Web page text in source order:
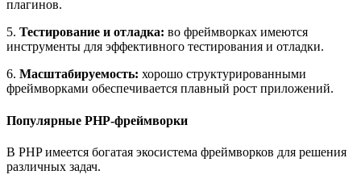
плагинов.
5. Тестирование и отладка: во фреймворках имеются
инструменты для эффективного тестирования и отладки.
6. Масштабируемость: хорошо структурированными
фреймворками обеспечивается плавный рост приложений.
Популярные PHP-фреймворки
В PHP имеется богатая экосистема фреймворков для решения
различных задач.